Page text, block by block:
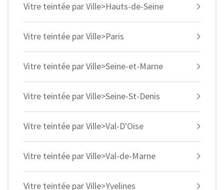
Vitre teintée par Ville>Hauts-de-Seine
Vitre teintée par Ville>Paris
Vitre teintée par Ville>Seine-et-Marne
Vitre teintée par Ville>Seine-St-Denis
Vitre teintée par Ville>Val-D'Oise
Vitre teintée par Ville>Val-de-Marne
Vitre teintée par Ville>Yvelines